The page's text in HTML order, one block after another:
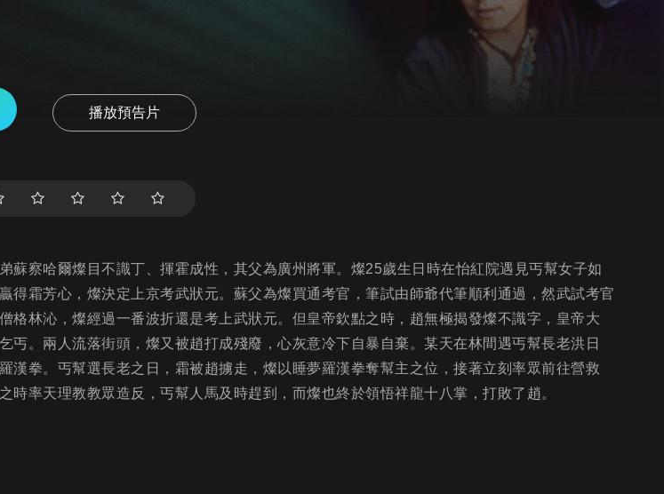
播放預告片
蘇察哈爾燦目不識丁、揮霍成性，其父為廣州將軍。燦25歲生日時在怡紅院遇見丐幫女子如
得霜芳心，燦決定上京考武狀元。蘇父為燦買通考官，筆試由師爺代筆順利通過，然武試考官
格林沁，燦經過一番波折還是考上武狀元。但皇帝欽點之時，趙無極揭發燦不識字，皇帝大
丐。兩人流落街頭，燦又被趙打成殘廢，心灰意冷下自暴自棄。某天在林間遇丐幫長老洪日
漢拳。丐幫選長老之日，霜被趙擄走，燦以睡夢羅漢拳奪幫主之位，接著立刻率眾前往營救
時率天理教教眾造反，丐幫人馬及時趕到，而燦也終於領悟祥龍十八掌，打敗了趙。